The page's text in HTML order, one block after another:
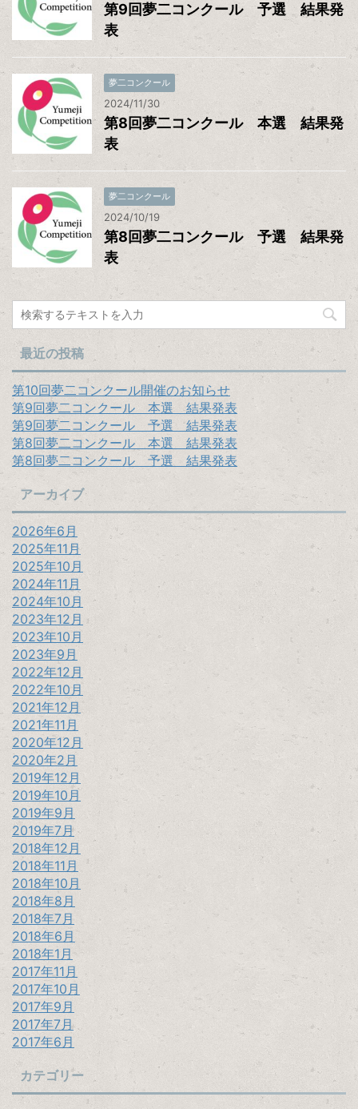
第9回夢二コンクール 予選 結果発
表
夢二コンクール
2024/11/30
第8回夢二コンクール 本選 結果発
表
夢二コンクール
2024/10/19
第8回夢二コンクール 予選 結果発
表
最近の投稿
第10回夢二コンクール開催のお知らせ
第9回夢二コンクール 本選 結果発表
第9回夢二コンクール 予選 結果発表
第8回夢二コンクール 本選 結果発表
第8回夢二コンクール 予選 結果発表
アーカイブ
2026年6月
2025年11月
2025年10月
2024年11月
2024年10月
2023年12月
2023年10月
2023年9月
2022年12月
2022年10月
2021年12月
2021年11月
2020年12月
2020年2月
2019年12月
2019年10月
2019年9月
2019年7月
2018年12月
2018年11月
2018年10月
2018年8月
2018年7月
2018年6月
2018年1月
2017年11月
2017年10月
2017年9月
2017年7月
2017年6月
カテゴリー